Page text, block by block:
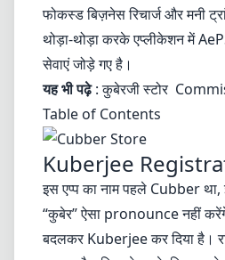
फोकस्ड बिज़नेस रिचार्ज और मनी
थोड़ा-थोड़ा करके एप्लीकेशन में
सेवाएं जोड़े गए है।
यह भी पढ़े:कुबेरजी स्टोर
Table of Contents
Kuberjee
इस एप्प का नाम पहले Cubber
“कुबेर” ऐसा pronounce नहीं
बदलकर Kuberjee कर दिया है।